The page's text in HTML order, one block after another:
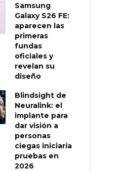
Samsung
Galaxy S26 FE:
aparecen las
primeras
fundas
oficiales y
revelan su
diseño
Blindsight de
Neuralink: el
implante para
dar visión a
personas
ciegas iniciaría
pruebas en
2026